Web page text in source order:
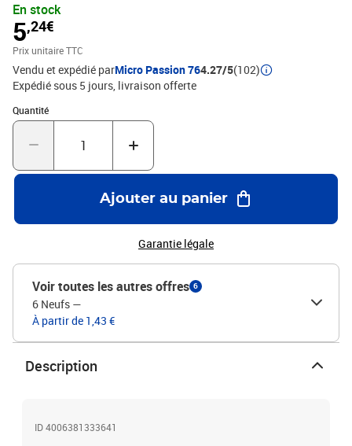
normal, fax et autocopiantprocédé anti-dessèchement pour rester
100% concentré :peut rester ouvert jusqu’à 4 heures sans
sécherfluorescence intense du début à la fin2 largeurs de traits :
de 2 à 5 mm
En stock
5,24€
Prix unitaire TTC
Vendu et expédié parMicro Passion 764.27/5(102)
Expédié sous 5 jours livraison offerte
Quantité
Quantité : 1
Ajouter au panier
Garantie légale
Voir toutes les autres offres 6
6 Neufs —
À partir de 1,43 €
Description
ID 4006381333641